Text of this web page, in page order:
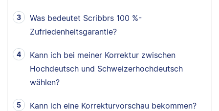
Was bedeutet Scribbrs 100 %-
Zufriedenheitsgarantie?
Kann ich bei meiner Korrektur zwischen
Hochdeutsch und Schweizerhochdeutsch
wählen?
Kann ich eine Korrekturvorschau bekommen?